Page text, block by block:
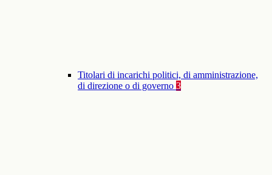
Titolari di incarichi politici, di amministrazione,
di direzione o di governo 3